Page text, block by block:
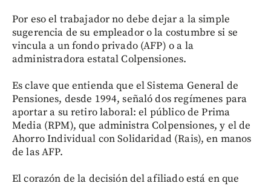
Por eso el trabajador no debe dejar a la simple
sugerencia de su empleador o la costumbre si se
vincula a un fondo privado (AFP) o a la
administradora estatal Colpensiones.
Es clave que entienda que el Sistema General de
Pensiones, desde 1994, señaló dos regímenes para
aportar a su retiro laboral: el público de Prima
Media (RPM), que administra Colpensiones, y el de
Ahorro Individual con Solidaridad (Rais), en manos
de las AFP.
El corazón de la decisión del afiliado está en que